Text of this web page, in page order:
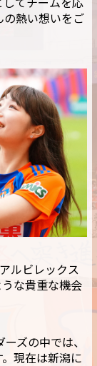
してチームを応
熱い想いをご
ルビレックス
うな貴重な機会
ズの中では、
現在は新潟に